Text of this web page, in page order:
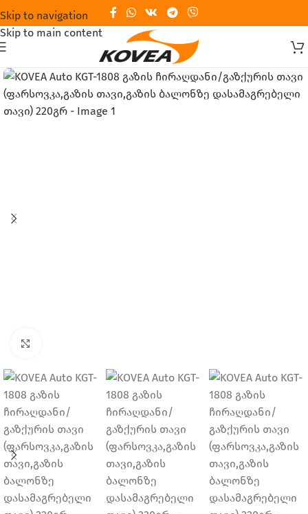
Skip to navigation
Skip to main content